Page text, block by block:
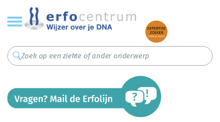
Overslaan
en
naar
inhoud
gaan